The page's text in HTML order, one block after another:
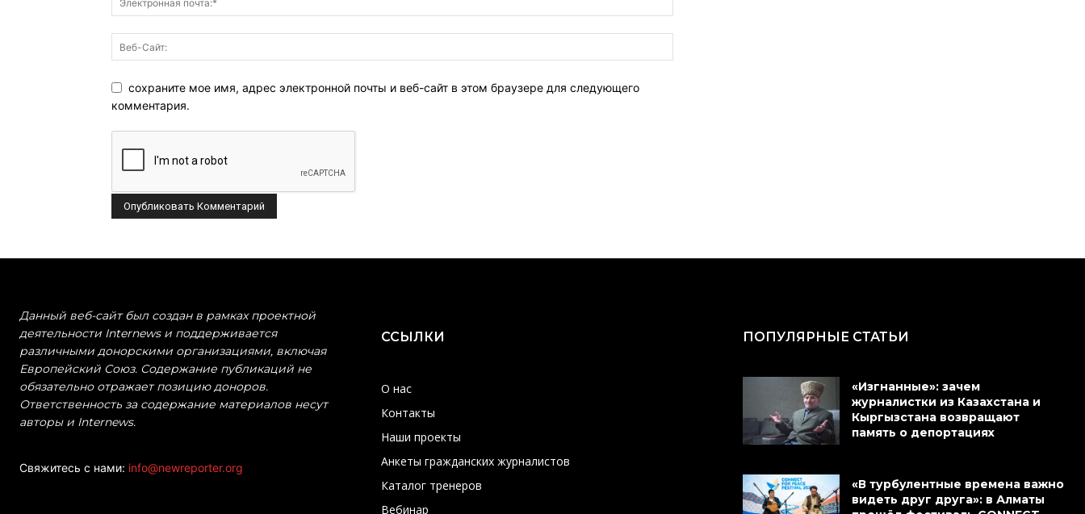
сохраните мое имя, адрес электронной почты и веб-сайт в этом браузере для следующего
комментария.
Данный веб-сайт был создан в рамках проектной
деятельности Internews и поддерживается
различными донорскими организациями, включая
Европейский Союз. Содержание публикаций не
обязательно отражает позицию доноров.
Ответственность за содержание материалов несут
авторы и Internews.
Свяжитесь с нами: info@newreporter.org
ССЫЛКИ
О нас
Контакты
Наши проекты
Анкеты гражданских журналистов
Каталог тренеров
Вебинар
ПОПУЛЯРНЫЕ СТАТЬИ
«Изгнанные»: зачем
журналистки из Казахстана и
Кыргызстана возвращают
память о депортациях
«В турбулентные времена важно
видеть друг друга»: в Алматы